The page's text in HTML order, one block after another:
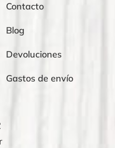
Contacto
Blog
Devoluciones
Gastos de envío